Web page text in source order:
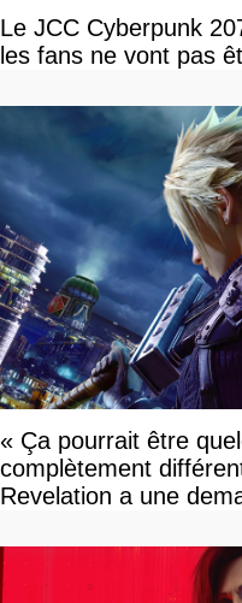
Le JCC Cyberpunk
les fans ne vont pas
« Ça pourrait être
complètement
Revelation a une